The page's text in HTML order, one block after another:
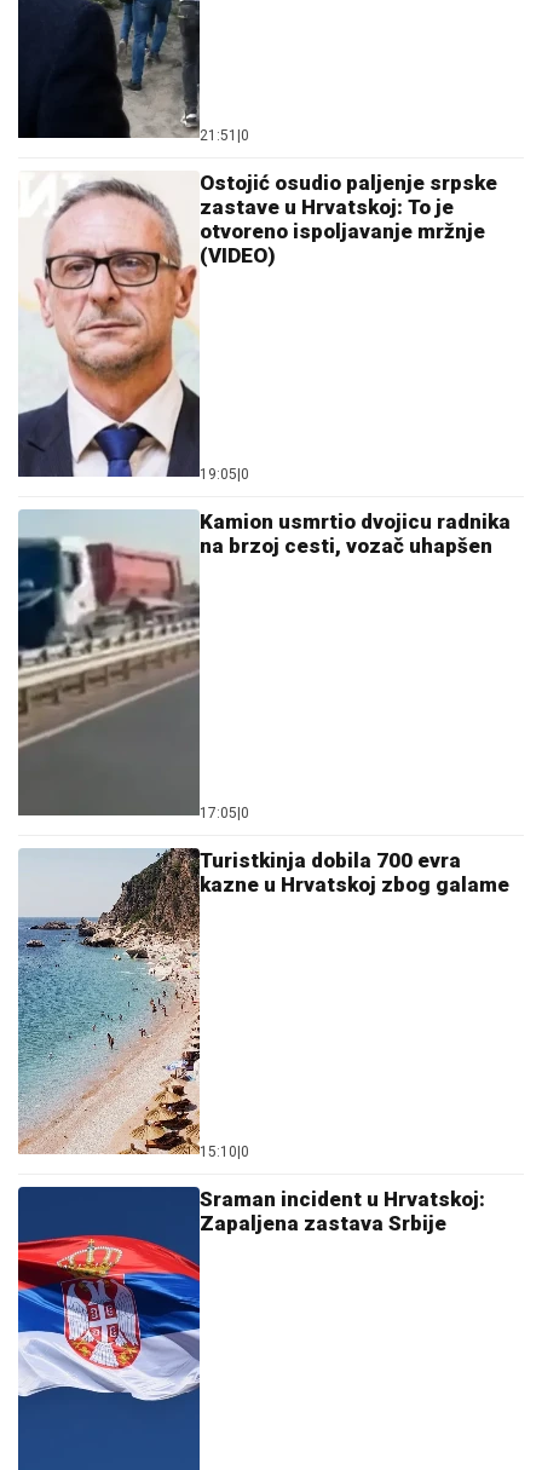
21:51 0
Ostojić osudio paljenje srpske
zastave u Hrvatskoj: To je
otvoreno ispoljavanje mržnje
(VIDEO)
19:05 0
Kamion usmrtio dvojicu radnika
na brzoj cesti, vozač uhapšen
17:05 0
Turistkinja dobila 700 evra
kazne u Hrvatskoj zbog galame
15:10 0
Sraman incident u Hrvatskoj:
Zapaljena zastava Srbije